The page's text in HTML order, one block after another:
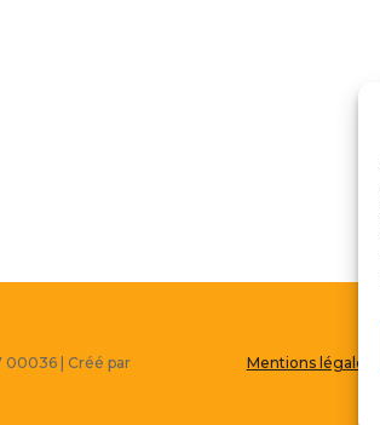
00036 | Créé par Mentions légales